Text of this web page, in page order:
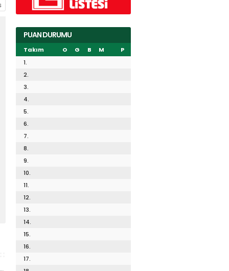
PUAN DURUMU
Takım O G B M
P
1.
2.
3.
4.
5.
6.
7.
8.
9.
10.
11.
12.
13.
14.
15.
16.
17.